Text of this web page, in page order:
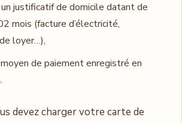
justificatif de domicile datant de
mois (facture d’électricité,
loyer…),
de paiement enregistré en
devez charger votre carte de